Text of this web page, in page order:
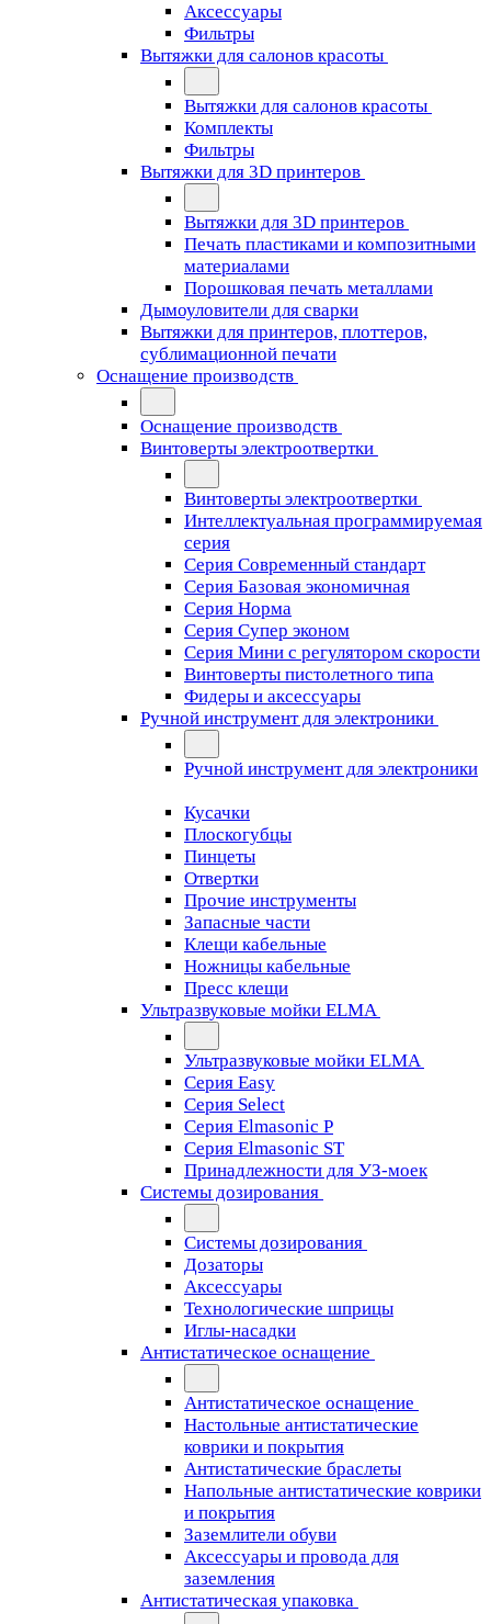
Аксессуары
Фильтры
Вытяжки для салонов красоты
Вытяжки для салонов красоты
Комплекты
Фильтры
Вытяжки для 3D принтеров
Вытяжки для 3D принтеров
Печать пластиками и композитными
материалами
Порошковая печать металлами
Дымоуловители для сварки
Вытяжки для принтеров, плоттеров,
сублимационной печати
Оснащение производств
Оснащение производств
Винтоверты электроотвертки
Винтоверты электроотвертки
Интеллектуальная программируемая
серия
Серия Современный стандарт
Серия Базовая экономичная
Серия Норма
Серия Cупер эконом
Серия Мини с регулятором скорости
Винтоверты пистолетного типа
Фидеры и аксессуары
Ручной инструмент для электроники
Ручной инструмент для электроники
Кусачки
Плоскогубцы
Пинцеты
Отвертки
Прочие инструменты
Запасные части
Клещи кабельные
Ножницы кабельные
Пресс клещи
Ультразвуковые мойки ELMA
Ультразвуковые мойки ELMA
Серия Easy
Серия Select
Серия Elmasonic P
Серия Elmasonic ST
Принадлежности для УЗ-моек
Системы дозирования
Системы дозирования
Дозаторы
Аксессуары
Технологические шприцы
Иглы-насадки
Антистатическое оснащение
Антистатическое оснащение
Настольные антистатические
коврики и покрытия
Антистатические браслеты
Напольные антистатические коврики
и покрытия
Заземлители обуви
Аксессуары и провода для
заземления
Антистатическая упаковка